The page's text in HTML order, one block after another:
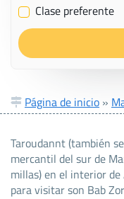
✔ Clase preferente
Página de inicio »
Taroudannt (también
mercantil del sur de
millas) en el interior de
para visitar son Bab